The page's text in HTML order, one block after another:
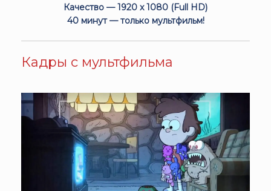
Качество — 1920 x 1080 (Full HD)
40 минут — только мультфильм!
Кадры с мультфильма